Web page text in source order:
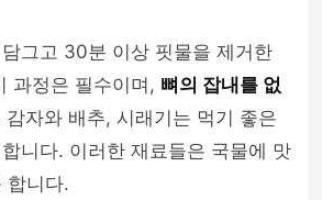
그고 30분 이상 핏물을 제거한
과정은 필수이며, 뼈의 잡내를 없
감자와 배추, 시래기는 먹기 좋은
니다. 이러한 재료들은 국물에 맛
합니다.